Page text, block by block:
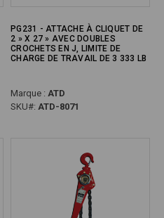
PG231 - ATTACHE À CLIQUET DE
2 » X 27 » AVEC DOUBLES
CROCHETS EN J, LIMITE DE
CHARGE DE TRAVAIL DE 3 333 LB
Marque : ATD
SKU#: ATD-8071